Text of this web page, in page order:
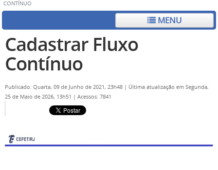
CONTÍNUO
MENU
Cadastrar Fluxo
Contínuo
Publicado: Quarta, 09 de Junho de 2021, 23h48 | Última atualização em Segunda,
25 de Maio de 2026, 13h51 | Acessos: 7841